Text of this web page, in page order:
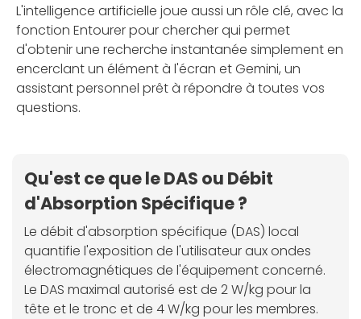
L'intelligence artificielle joue aussi un rôle clé, avec la
fonction Entourer pour chercher qui permet
d'obtenir une recherche instantanée simplement en
encerclant un élément à l'écran et Gemini, un
assistant personnel prêt à répondre à toutes vos
questions.
Qu'est ce que le DAS ou Débit
d'Absorption Spécifique ?
Le débit d'absorption spécifique (DAS) local
quantifie l'exposition de l'utilisateur aux ondes
électromagnétiques de l'équipement concerné.
Le DAS maximal autorisé est de 2 W/kg pour la
tête et le tronc et de 4 W/kg pour les membres.